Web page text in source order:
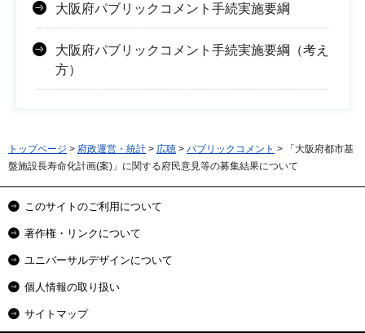
大阪府パブリックコメント手続実施要綱
大阪府パブリックコメント手続実施要綱（考え
方）
トップページ > 府政運営・統計 > 広聴 > パブリックコメント > 「大阪府都市基
盤施設長寿命化計画(案)」に関する府民意見等の募集結果について
このサイトのご利用について
著作権・リンクについて
ユニバーサルデザインについて
個人情報の取り扱い
サイトマップ